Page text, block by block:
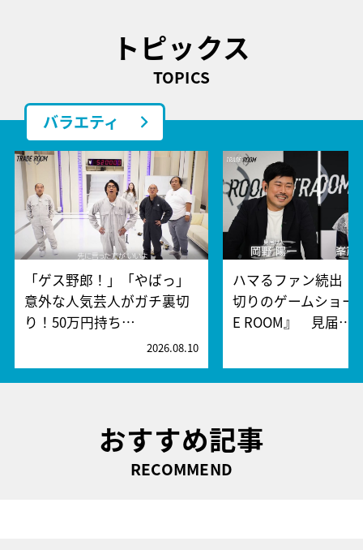
トピックス
TOPICS
バラエティ
「ゲス野郎！」「やばっ」
意外な人気芸人がガチ裏切
り！50万円持ち…
2026.08.10
ハマるファン続出！
切りのゲームショー
E ROOM』 見届…
おすすめ記事
RECOMMEND